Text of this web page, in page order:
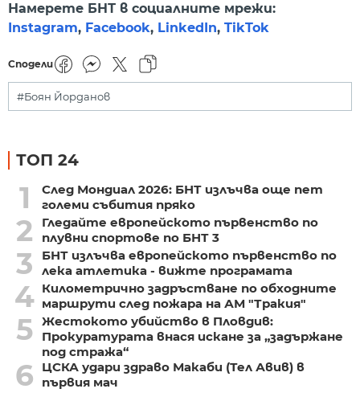
Намерете БНТ в социалните мрежи:
Instagram, Facebook, LinkedIn, TikTok
Сподели
#Боян Йорданов
ТОП 24
1
След Мондиал 2026: БНТ излъчва още пет
големи събития пряко
2
Гледайте европейското първенство по
плувни спортове по БНТ 3
3
БНТ излъчва европейското първенство по
лека атлетика - вижте програмата
4 Километрично задръстване по обходните
маршрути след пожара на АМ "Тракия"
5 Жестокото убийство в Пловдив:
Прокуратурата внася искане за „задържане
под стража“
6
ЦСКА удари здраво Макаби (Тел Авив) в
първия мач